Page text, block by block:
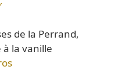
de la Perrand,
à la vanille